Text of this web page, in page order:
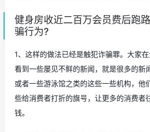
健身房收近二百万会员费后跑
骗行为?
1、这样的做法已经是触犯诈骗罪。大家
看到一些屡见不鲜的新闻，就是很多的新
或者一些游泳馆之类的这些一些机构，他
些给消费者打折的旗号，让更多的消费者
钱。